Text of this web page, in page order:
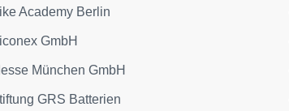
Academy Berlin
GmbH
München GmbH
GRS Batterien